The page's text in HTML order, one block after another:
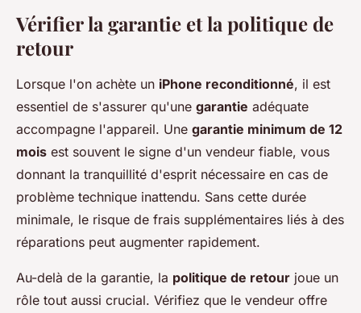
Vérifier la garantie et la politique de
retour
Lorsque l'on achète un iPhone reconditionné, il est
essentiel de s'assurer qu'une garantie adéquate
accompagne l'appareil. Une garantie minimum de 12
mois est souvent le signe d'un vendeur fiable, vous
donnant la tranquillité d'esprit nécessaire en cas de
problème technique inattendu. Sans cette durée
minimale, le risque de frais supplémentaires liés à des
réparations peut augmenter rapidement.
Au-delà de la garantie, la politique de retour joue un
rôle tout aussi crucial. Vérifiez que le vendeur offre